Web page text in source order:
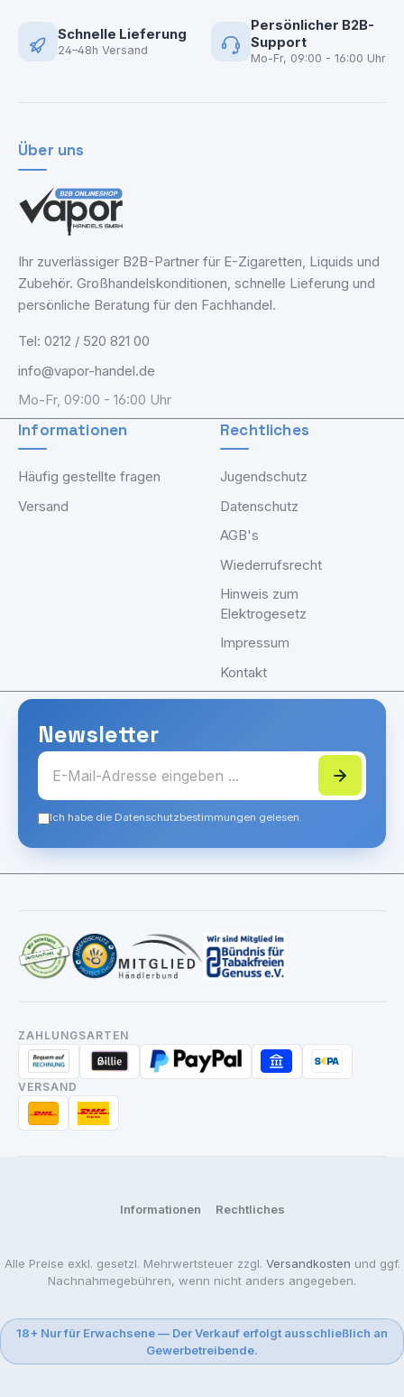
Schnelle Lieferung
24–48h Versand
Persönlicher B2B-
Support
Mo-Fr, 09:00 - 16:00 Uhr
Über uns
Ihr zuverlässiger B2B-Partner für E-Zigaretten, Liquids und
Zubehör. Großhandelskonditionen, schnelle Lieferung und
persönliche Beratung für den Fachhandel.
Tel: 0212 / 520 821 00
info@vapor-handel.de
Mo-Fr, 09:00 - 16:00 Uhr
Informationen
Häufig gestellte fragen
Versand
Rechtliches
Jugendschutz
Datenschutz
AGB's
Wiederrufsrecht
Hinweis zum
Elektrogesetz
Impressum
Kontakt
Newsletter
Ich habe die Datenschutzbestimmungen gelesen.
ZAHLUNGSARTEN
VERSAND
Informationen Rechtliches
Alle Preise exkl. gesetzl. Mehrwertsteuer zzgl. Versandkosten und ggf.
Nachnahmegebühren, wenn nicht anders angegeben.
18+ Nur für Erwachsene — Der Verkauf erfolgt ausschließlich an
Gewerbetreibende.